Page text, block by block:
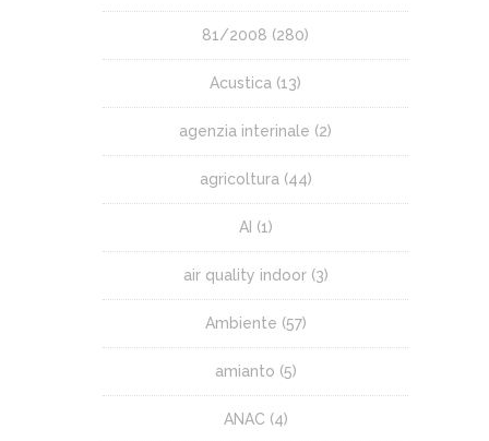
81/2008 (280)
Acustica (13)
agenzia interinale (2)
agricoltura (44)
AI (1)
air quality indoor(3)
Ambiente (57)
amianto (5)
ANAC (4)